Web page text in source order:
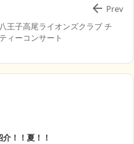
王子高尾ライオンズクラブ チ
ィーコンサート
 Prev
！！夏！！